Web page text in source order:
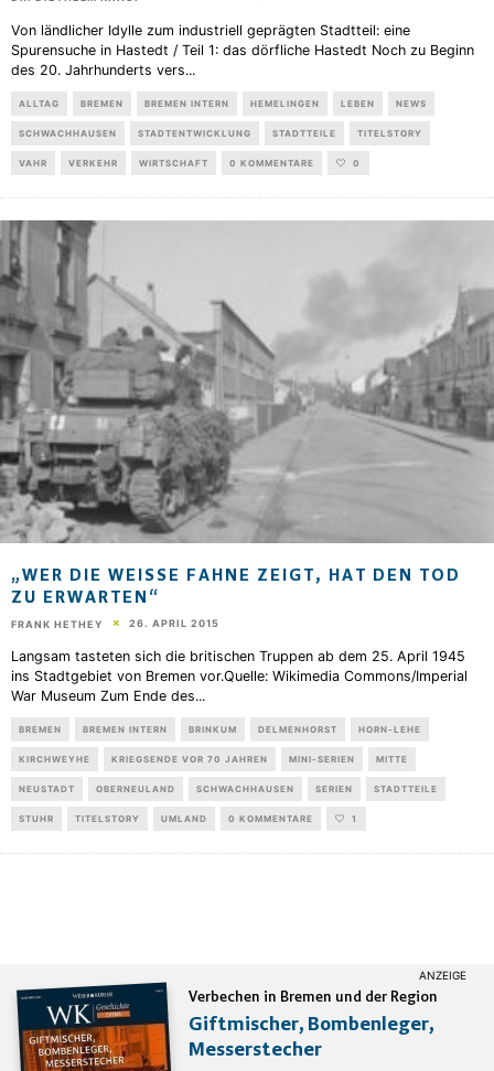
Von ländlicher Idylle zum industriell geprägten Stadtteil: eine
Spurensuche in Hastedt / Teil 1: das dörfliche Hastedt Noch zu Beginn
des 20. Jahrhunderts vers...
ALLTAG BREMEN BREMEN INTERN HEMELINGEN LEBEN NEWS
SCHWACHHAUSEN STADTENTWICKLUNG STADTTEILE TITELSTORY
VAHR VERKEHR WIRTSCHAFT 0 KOMMENTARE 0
„WER DIE WEISSE FAHNE ZEIGT, HAT DEN TOD Z
U ERWARTEN“
FRANK HETHEY 26. APRIL 2015
Langsam tasteten sich die britischen Truppen ab dem 25. April 1945
ins Stadtgebiet von Bremen vor.Quelle: Wikimedia Commons/Imperial
War Museum Zum Ende des...
BREMEN BREMEN INTERN BRINKUM DELMENHORST HORN-LEHE
KIRCHWEYHE KRIEGSENDE VOR 70 JAHREN MINI-SERIEN MITTE
NEUSTADT OBERNEULAND SCHWACHHAUSEN SERIEN STADTTEILE
STUHR TITELSTORY UMLAND 0 KOMMENTARE 1
Verbechen in Bremen und der Region
Giftmischer, Bombenleger,
Messerstecher